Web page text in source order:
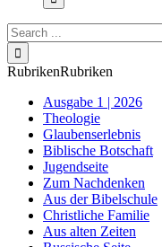
Search
for:
RubrikenRubriken
Ausgabe 1 | 2026
Theologie
Glaubenserlebnis
Biblische Botschaft
Jugendseite
Zum Nachdenken
Aus der Bibelschule
Christliche Familie
Aus alten Zeiten